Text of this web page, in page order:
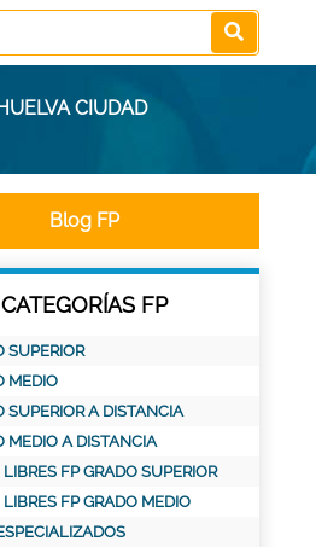
CIUDAD
Blog FP
CATEGORÍAS FP
SUPERIOR
MEDIO
SUPERIOR A DISTANCIA
MEDIO A DISTANCIA
FP GRADO SUPERIOR
FP GRADO MEDIO